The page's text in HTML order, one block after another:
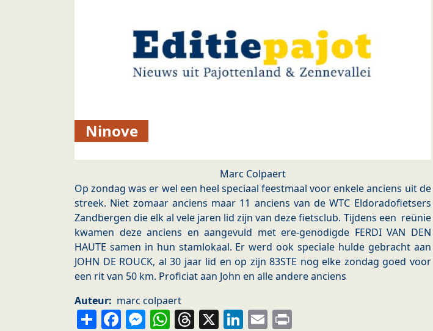
Ninove
Marc Colpaert
Op zondag was er wel een heel speciaal feestmaal voor enkele anciens uit de
streek. Niet zomaar anciens maar 11 anciens van de WTC Eldoradofietsers
Zandbergen die elk al vele jaren lid zijn van deze fietsclub. Tijdens een reünie
kwamen deze anciens en aangevuld met ere-genodigde FERDI VAN DEN
HAUTE samen in hun stamlokaal. Er werd ook speciale hulde gebracht aan
JOHN DE ROUCK, al 30 jaar lid en op zijn 83STE nog elke zondag goed voor
een rit van 50 km. Proficiat aan John en alle andere anciens
Auteur
marc colpaert
ShareFacebook
Messenger
WhatsApp
Threads
X LinkedIn
Email